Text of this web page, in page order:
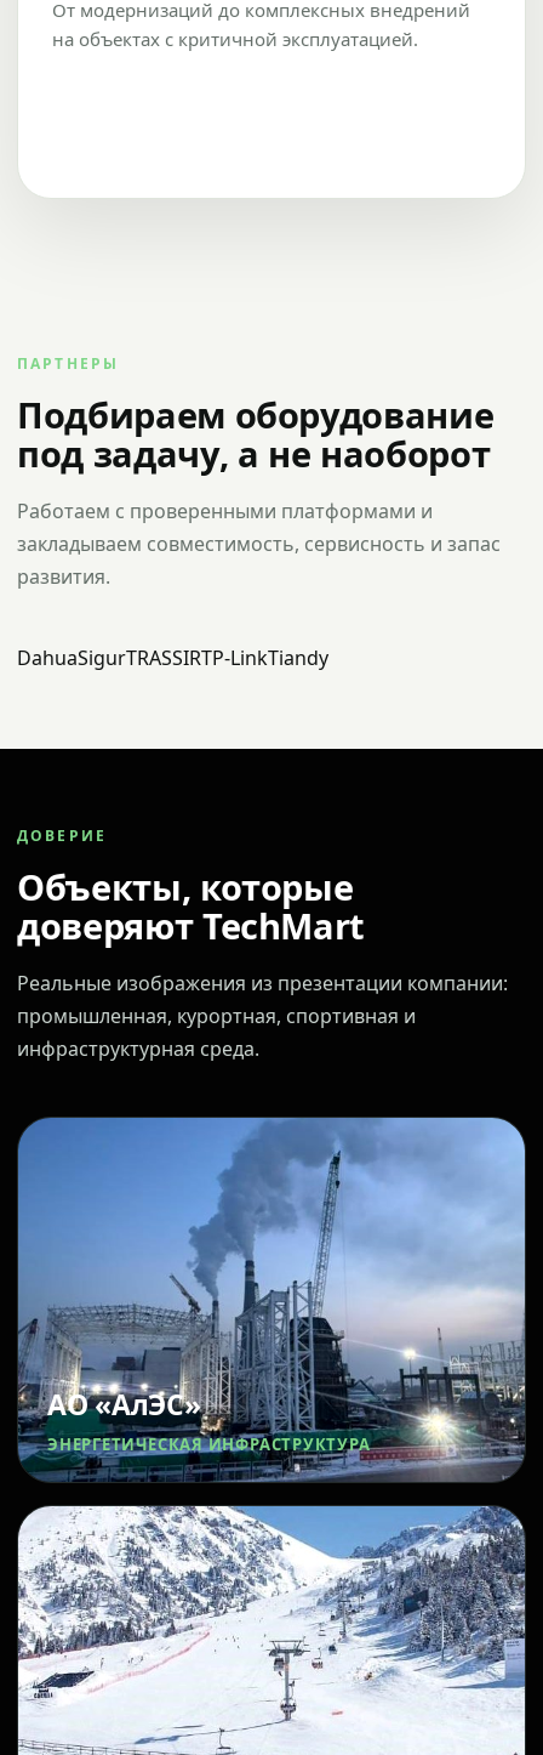
От модернизаций до комплексных внедрений
на объектах с критичной эксплуатацией.
ПАРТНЕРЫ
Подбираем оборудование
под задачу, а не наоборот
Работаем с проверенными платформами и
закладываем совместимость, сервисность и запас
развития.
DahuaSigurTRASSIRTP-LinkTiandy
ДОВЕРИЕ
Объекты, которые
доверяют TechMart
Реальные изображения из презентации компании:
промышленная, курортная, спортивная и
инфраструктурная среда.
АО «АлЭС»
ЭНЕРГЕТИЧЕСКАЯ ИНФРАСТРУКТУРА